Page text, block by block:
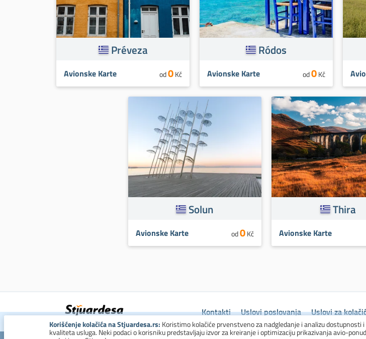
Préveza
Avionske Karte od0Kč
Ródos
Avionske Karte od0Kč
Solun
Avionske Karte od0Kč
Thira
Avionske Karte
Kontakti Uslovi poslovanja Uslovi za
Korišćenje kolačića na Stjuardesa.rs: Koristimo kolačiće prvenstveno za nadgledanje i analizu dostupnosti i
kvaliteta usluga. Neki podaci o korisniku predstavljaju izvor za kreiranje i optimizaciju prikazivanja avio-